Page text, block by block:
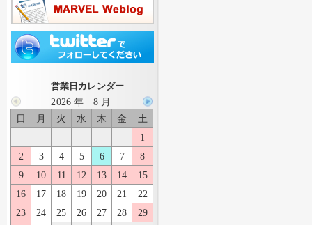
営業日カレンダー
2026 年 8 月
日
月 火 水 木 金
土
1
2
3 4 5 6 7
8
9
10 11 12 13 14
15
16
17 18 19 20 21
22
23
24 25 26 27 28
29